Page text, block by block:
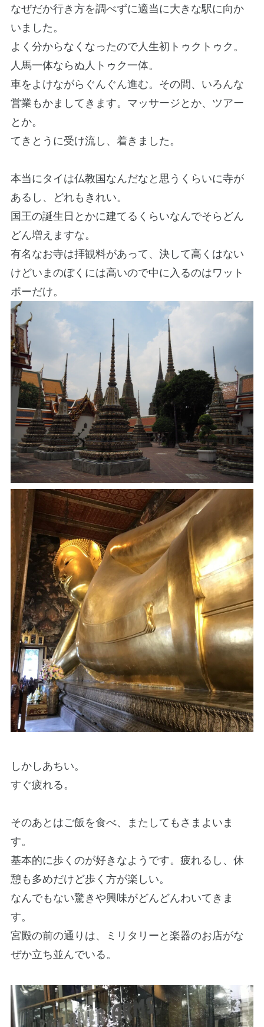
なぜだか行き方を調べずに適当に大きな駅に向か
いました。
よく分からなくなったので人生初トゥクトゥク。
人馬一体ならぬ人トゥク一体。
車をよけながらぐんぐん進む。その間、いろんな
営業もかましてきます。マッサージとか、ツアー
とか。
てきとうに受け流し、着きました。
本当にタイは仏教国なんだなと思うくらいに寺が
あるし、どれもきれい。
国王の誕生日とかに建てるくらいなんでそらどん
どん増えますな。
有名なお寺は拝観料があって、決して高くはない
けどいまのぼくには高いので中に入るのはワット
ポーだけ。
しかしあちい。
すぐ疲れる。
そのあとはご飯を食べ、またしてもさまよいま
す。
基本的に歩くのが好きなようです。疲れるし、休
憩も多めだけど歩く方が楽しい。
なんでもない驚きや興味がどんどんわいてきま
す。
宮殿の前の通りは、ミリタリーと楽器のお店がな
ぜか立ち並んでいる。